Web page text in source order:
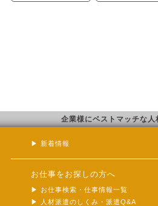
企業様にベストマッチな人
新着情報
お仕事をお探しの方へ
お仕事検索・仕事情報一覧
人材派遣のしくみ・派遣Q&A